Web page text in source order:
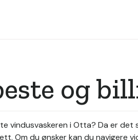
og
vindusvaskeren i Otta? Da er
Om du ønsker kan du navigere